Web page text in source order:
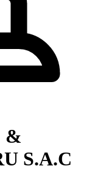
&
S.A.C